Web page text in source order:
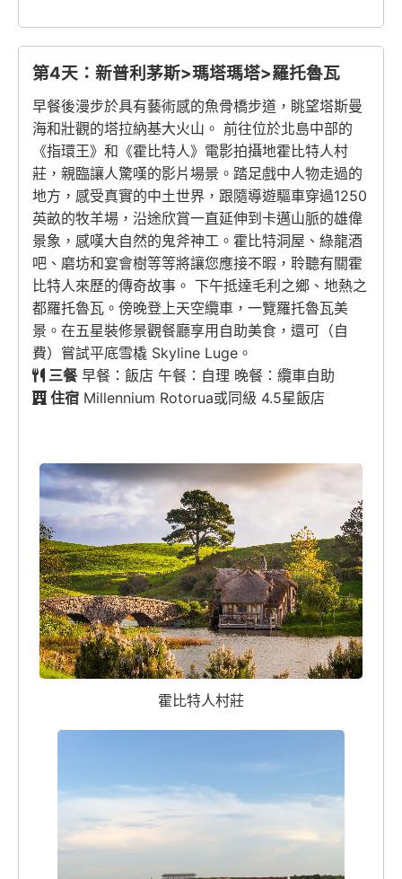
第4天：新普利茅斯>瑪塔瑪塔>羅托魯瓦
早餐後漫步於具有藝術感的魚骨橋步道，眺望塔斯曼
海和壯觀的塔拉納基大火山。 前往位於北島中部的
《指環王》和《霍比特人》電影拍攝地霍比特人村
莊，親臨讓人驚嘆的影片場景。踏足戲中人物走過的
地方，感受真實的中土世界，跟隨導遊驅車穿過1250
英畝的牧羊場，沿途欣賞一直延伸到卡邁山脈的雄偉
景象，感嘆大自然的鬼斧神工。霍比特洞屋、綠龍酒
吧、磨坊和宴會樹等等將讓您應接不暇，聆聽有關霍
比特人來歷的傳奇故事。 下午抵達毛利之鄉、地熱之
都羅托魯瓦。傍晚登上天空纜車，一覽羅托魯瓦美
景。在五星裝修景觀餐廳享用自助美食，還可（自
費）嘗試平底雪橇 Skyline Luge。
三餐早餐：飯店 午餐：自理 晚餐：纜車自助
住宿 Millennium Rotorua或同級 4.5星飯店
霍比特人村莊